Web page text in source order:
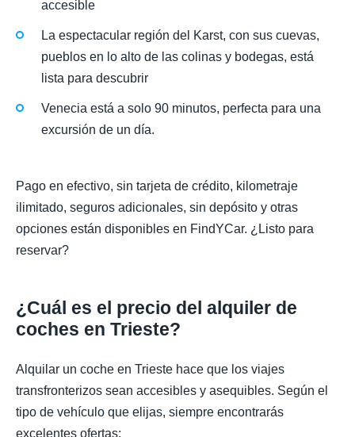
accesible
La espectacular región del Karst, con sus cuevas,
pueblos en lo alto de las colinas y bodegas, está
lista para descubrir
Venecia está a solo 90 minutos, perfecta para una
excursión de un día.
Pago en efectivo, sin tarjeta de crédito, kilometraje
ilimitado, seguros adicionales, sin depósito y otras
opciones están disponibles en FindYCar. ¿Listo para
reservar?
¿Cuál es el precio del alquiler de
coches en Trieste?
Alquilar un coche en Trieste hace que los viajes
transfronterizos sean accesibles y asequibles. Según el
tipo de vehículo que elijas, siempre encontrarás
excelentes ofertas: